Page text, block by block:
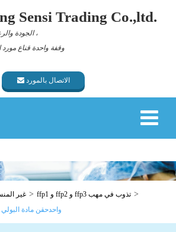
Sensi Trading Co.,ltd.
الجودة والرعاية الصحية ،
وقفة واحدة قناع مورد
الاتصال بالمورد
غير
ffp1 و ffp2 و ffp3 تذوب في مهب
واحدحقن مادة البولي